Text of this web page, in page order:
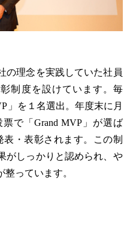
の理念を実践していた社員
制度を設けています。毎
」を１名選出。年度末に月
で「Grand MVP」が選ば
・表彰されます。この制
がしっかりと認められ、や
っています。